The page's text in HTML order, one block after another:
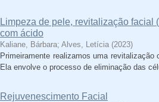
Limpeza de pele, revitalização facial
com ácido
Kaliane, Bárbara; Alves, Letícia (2023)
Primeiramente realizamos uma
Ela envolve o processo de eliminação das
Rejuvenescimento Facial